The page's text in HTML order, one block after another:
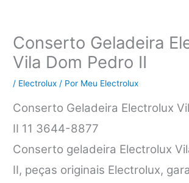
Conserto Geladeira
Vila Dom Pedro II
/ Electrolux / Por Meu Electrolux
Conserto Geladeira Electrolux
II 11 3644-8877
Conserto geladeira Electrolux
II, peças originais Electrolux,